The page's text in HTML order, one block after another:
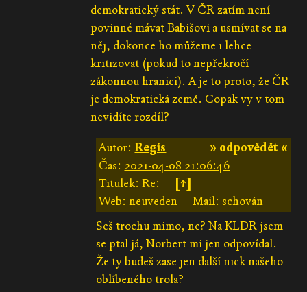
demokratický stát. V ČR zatím není
povinné mávat Babišovi a usmívat se na
něj, dokonce ho můžeme i lehce
kritizovat (pokud to nepřekročí
zákonnou hranici). A je to proto, že ČR
je demokratická země. Copak vy v tom
nevidíte rozdíl?
» odpovědět «
Autor:Regis
Čas: 2021-04-08 21:06:46
Titulek: Re:
[↑]
Web: neuveden
Mail: schován
Seš trochu mimo, ne? Na KLDR jsem
se ptal já, Norbert mi jen odpovídal.
Že ty budeš zase jen další nick našeho
oblíbeného trola?